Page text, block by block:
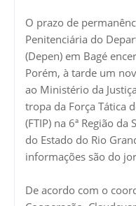
O prazo de
Penitenciária do
(Depen) em Bagé
Porém, à tarde um
ao Ministério da
tropa da Força Tática
(FTIP) na 6ª Região
do Estado do Rio
informações são do
De acordo com o